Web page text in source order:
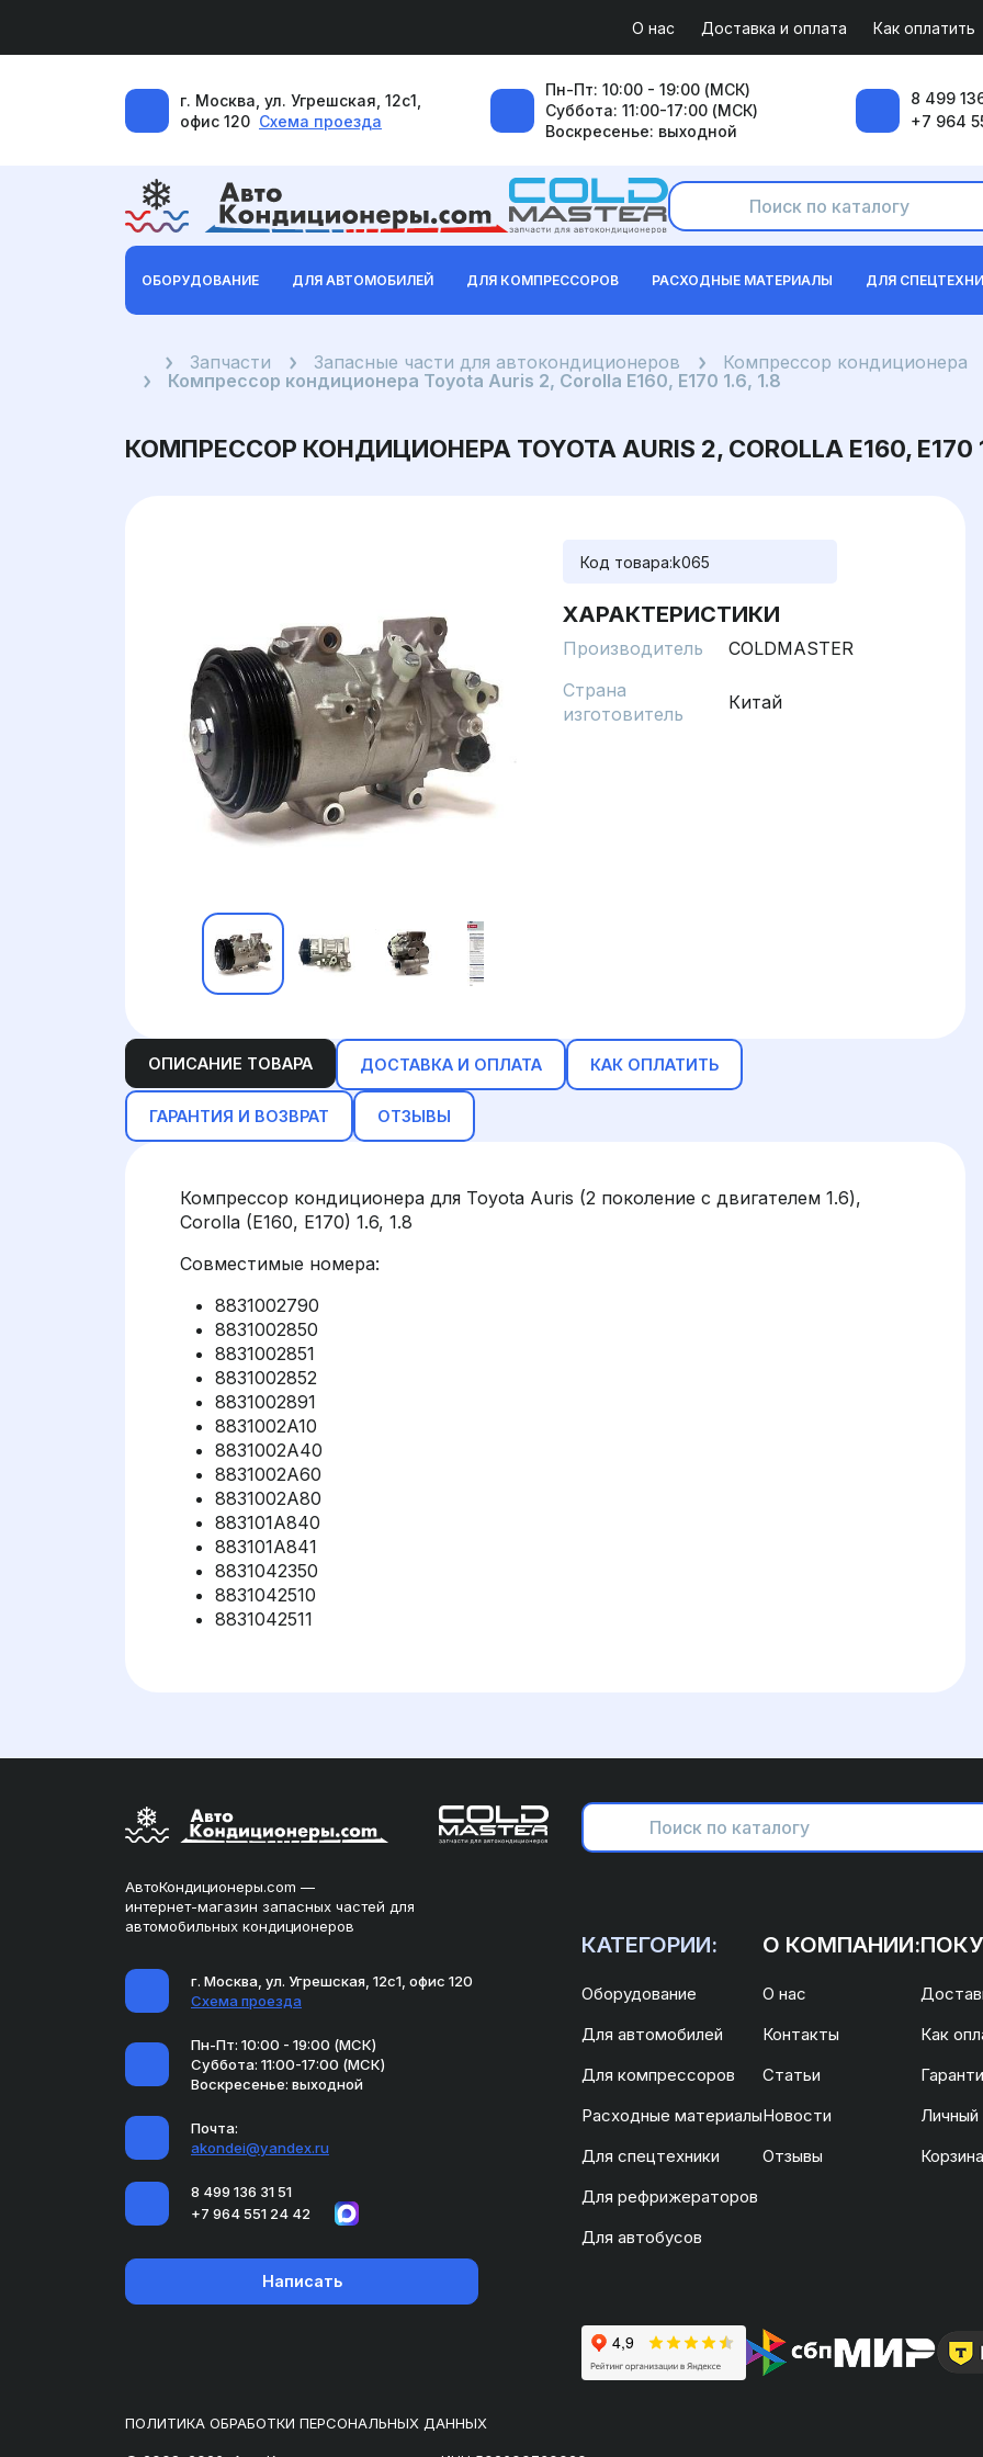
О нас Доставка и оплата Как оплатить
г. Москва, ул. Угрешская, 12с1,
офис 120 Схема проезда
Пн-Пт: 10:00 - 19:00 (МСК)
Суббота: 11:00-17:00 (МСК)
Воскресенье: выходной
8 499
+7 964
ОБОРУДОВАНИЕ ДЛЯ АВТОМОБИЛЕЙ ДЛЯ КОМПРЕССОРОВ РАСХОДНЫЕ МАТЕРИАЛЫ ДЛЯ
ГлавнаяЗапчасти Запасные части для автокондиционеров
Компрессор кондиционера
Компрессор кондиционера Toyota Auris 2, Corolla E160, E170 1.6, 1.8
КОМПРЕССОР КОНДИЦИОНЕРА TOYOTA AURIS 2, COROLLA E160, E170
Код товара:k065
ХАРАКТЕРИСТИКИ
Производитель
COLDMASTER
Страна
изготовитель
Китай
ОПИСАНИЕ ТОВАРА ДОСТАВКА И ОПЛАТА КАК ОПЛАТИТЬ
ГАРАНТИЯ И ВОЗВРАТ ОТЗЫВЫ
Компрессор кондиционера для Toyota Auris (2 поколение с двигателем 1.6),
Corolla (E160, E170) 1.6, 1.8
Совместимые номера:
8831002790
8831002850
8831002851
8831002852
8831002891
8831002A10
8831002A40
8831002A60
8831002A80
883101A840
883101A841
8831042350
8831042510
8831042511
АвтоКондиционеры.com —
интернет-магазин запасных частей для
автомобильных кондиционеров
г. Москва, ул. Угрешская, 12с1, офис 120
Схема проезда
Пн-Пт: 10:00 - 19:00 (МСК)
Суббота: 11:00-17:00 (МСК)
Воскресенье: выходной
Почта:
akondei@yandex.ru
8 499 136 31 51
+7 964 551 24 42
Написать
КАТЕГОРИИ:
Оборудование
Для автомобилей
Для компрессоров
Расходные материалы
Для спецтехники
Для рефрижераторов
Для автобусов
О КОМПАНИИ:
О нас
Контакты
Статьи
Новости
Отзывы
Как
Личный
Корзина
ПОЛИТИКА ОБРАБОТКИ ПЕРСОНАЛЬНЫХ ДАННЫХ